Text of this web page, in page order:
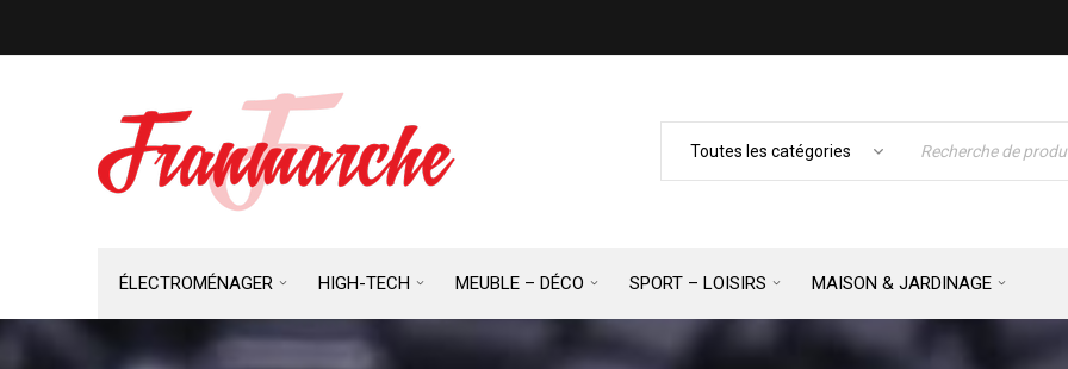
ÉLECTROMÉNAGER HIGH-TECH MEUBLE – DÉCO SPORT – LOISIRS MAISON & JARDINAGE